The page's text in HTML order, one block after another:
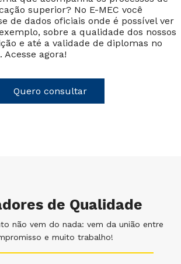
superior? No E-MEC você
de dados oficiais onde é possível ver
sobre a qualidade dos nossos
e até a validade de diplomas no
agora!
Quero consultar
de Qualidade
não vem do nada: vem da união entre
e muito trabalho!